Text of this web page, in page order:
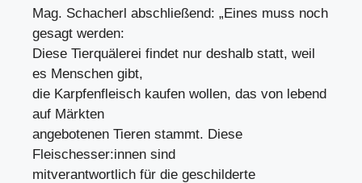
Mag. Schacherl abschließend: „Eines muss noch
gesagt werden:
Diese Tierquälerei findet nur deshalb statt, weil
es Menschen gibt,
die Karpfenfleisch kaufen wollen, das von lebend
auf Märkten
angebotenen Tieren stammt. Diese
Fleischesser:innen sind
mitverantwortlich für die geschilderte